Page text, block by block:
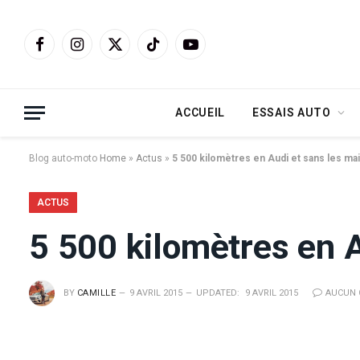
FacebookInstagram
X
TikTokYouTube
ACCUEIL ESSAIS AUTO
Blog auto-moto Home » Actus » 5 500 kilomètres en Audi et sans les
ACTUS
5 500 kilomètres en
BY CAMILLE 9 AVRIL 2015 UPDATED: 9 AVRIL 2015 AUCUN